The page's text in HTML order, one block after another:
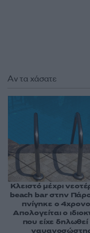
Αν τα χάσατε
Κλειστό μέχρι
beach bar στην
πνίγηκε ο
Απολογείται ο
που είχε